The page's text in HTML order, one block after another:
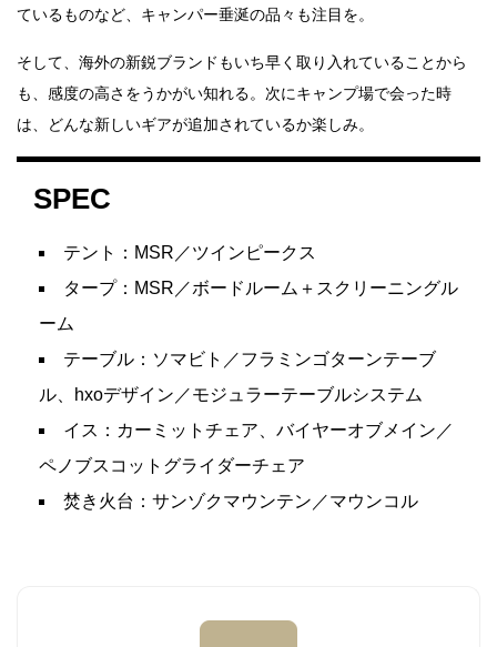
ているものなど、キャンパー垂涎の品々も注目を。
そして、海外の新鋭ブランドもいち早く取り入れていることから
も、感度の高さをうかがい知れる。次にキャンプ場で会った時
は、どんな新しいギアが追加されているか楽しみ。
SPEC
テント：MSR／ツインピークス
タープ：MSR／ボードルーム＋スクリーニングル
ーム
テーブル：ソマビト／フラミンゴターンテーブ
ル、hxoデザイン／モジュラーテーブルシステム
イス：カーミットチェア、バイヤーオブメイン／
ペノブスコットグライダーチェア
焚き火台：サンゾクマウンテン／マウンコル